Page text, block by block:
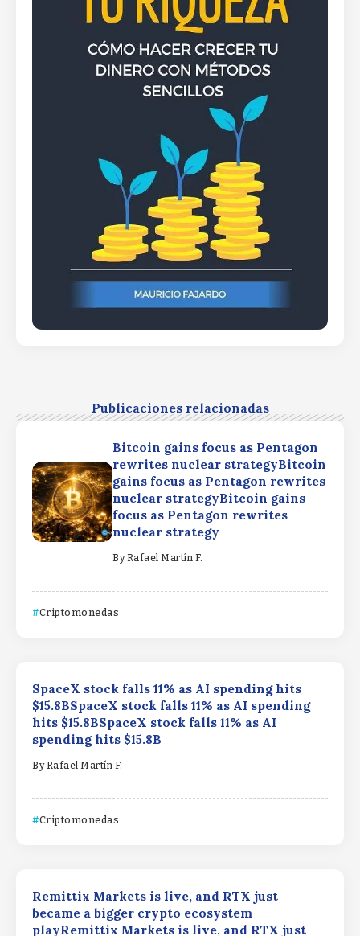
Publicaciones relacionadas
Bitcoin gains focus as Pentagon
rewrites nuclear strategyBitcoin
gains focus as Pentagon rewrites
nuclear strategyBitcoin gains
focus as Pentagon rewrites
nuclear strategy
By Rafael Martín F.
Criptomonedas
SpaceX stock falls 11% as AI spending hits
$15.8BSpaceX stock falls 11% as AI spending
hits $15.8BSpaceX stock falls 11% as AI
spending hits $15.8B
By Rafael Martín F.
Criptomonedas
Remittix Markets is live, and RTX just
became a bigger crypto ecosystem
playRemittix Markets is live, and RTX just